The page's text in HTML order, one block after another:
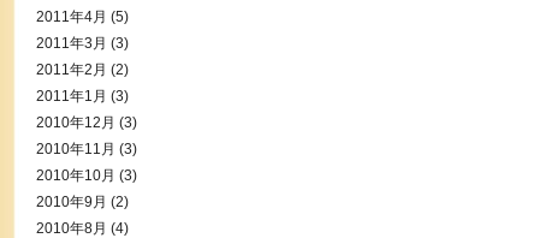
2011年4月 (5)
2011年3月 (3)
2011年2月 (2)
2011年1月 (3)
2010年12月 (3)
2010年11月 (3)
2010年10月 (3)
2010年9月 (2)
2010年8月 (4)